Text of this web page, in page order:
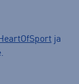
ja